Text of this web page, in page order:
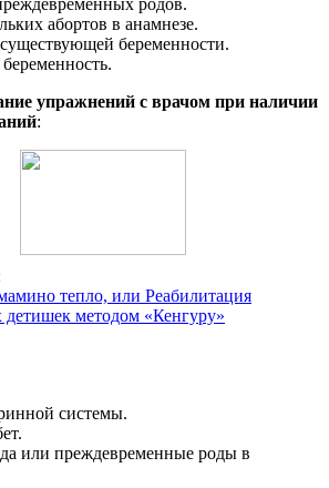
абортов в анамнезе.
беременности.
упражнений с врачом при наличии
:
тепло, или Реабилитация
методом «Кенгуру»
системы.
или преждевременные роды в